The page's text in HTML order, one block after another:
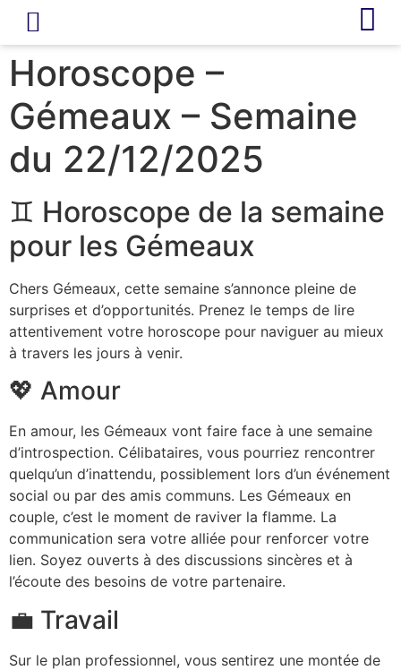
Horoscope –
Gémeaux – Semaine
du 22/12/2025
♊ Horoscope de la semaine
pour les Gémeaux
Chers Gémeaux, cette semaine s’annonce pleine de
surprises et d’opportunités. Prenez le temps de lire
attentivement votre horoscope pour naviguer au mieux
à travers les jours à venir.
💖 Amour
En amour, les Gémeaux vont faire face à une semaine
d’introspection. Célibataires, vous pourriez rencontrer
quelqu’un d’inattendu, possiblement lors d’un événement
social ou par des amis communs. Les Gémeaux en
couple, c’est le moment de raviver la flamme. La
communication sera votre alliée pour renforcer votre
lien. Soyez ouverts à des discussions sincères et à
l’écoute des besoins de votre partenaire.
💼 Travail
Sur le plan professionnel, vous sentirez une montée de